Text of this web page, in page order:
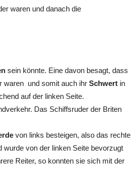
waren und danach die
sein könnte. Eine davon besagt, dass
waren und somit auch ihr Schwert in
auf der linken Seite.
Das Schiffsruder der Briten
von links besteigen, also das rechte
von der linken Seite bevorzugt
Reiter, so konnten sie sich mit der